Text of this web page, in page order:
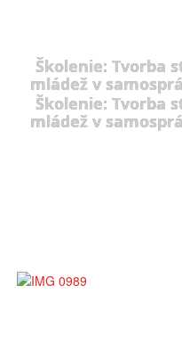
Školenie: Tvorba
mládež v
Školenie: Tvorba
mládež v